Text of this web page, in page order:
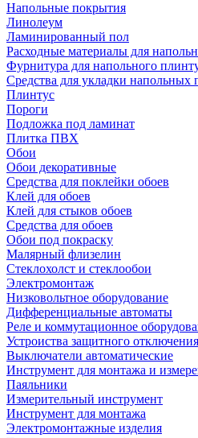
Напольные покрытия
Линолеум
Ламинированный пол
Расходные материалы для
Фурнитура для напольного
Средства для укладки напольных
Плинтус
Пороги
Подложка под ламинат
Плитка ПВХ
Обои
Обои декоративные
Средства для поклейки обоев
Клей для обоев
Клей для стыков обоев
Средства для обоев
Обои под покраску
Малярный флизелин
Стеклохолст и стеклообои
Электромонтаж
Низковольтное оборудование
Дифференциальные автоматы
Реле и коммутационное
Устроиства защитного
Выключатели автоматические
Инструмент для монтажа и
Паяльники
Измерительный инструмент
Инструмент для монтажа
Электромонтажные изделия